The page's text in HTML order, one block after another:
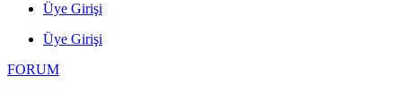
Üye Girişi
Üye Girişi
FORUM